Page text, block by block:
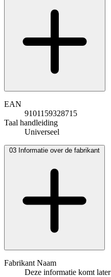
EAN
9101159328715
Taal handleiding
Universeel
03 Informatie over de fabrikant
Fabrikant Naam
Deze informatie komt later